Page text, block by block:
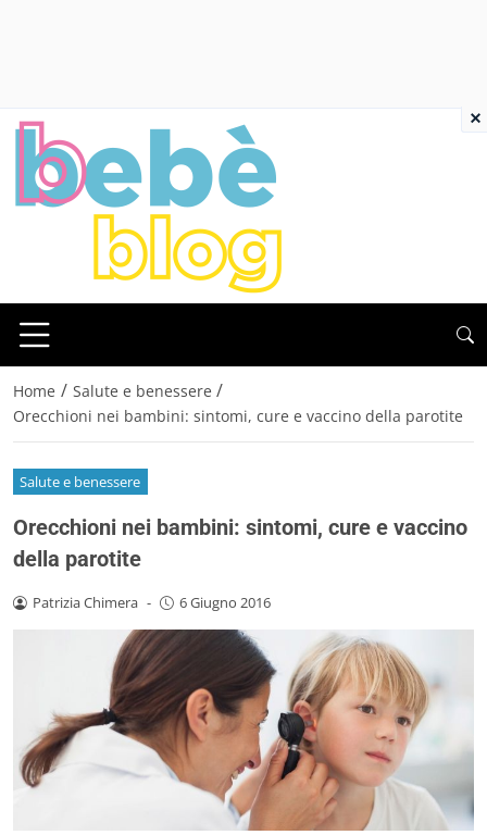
Home / Salute e benessere /
Orecchioni nei bambini: sintomi, cure e vaccino della parotite
Salute e benessere
Orecchioni nei bambini: sintomi, cure e vaccino
della parotite
Patrizia Chimera - 6 Giugno 2016
×